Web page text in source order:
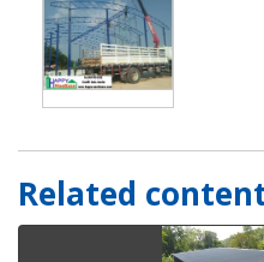
Related